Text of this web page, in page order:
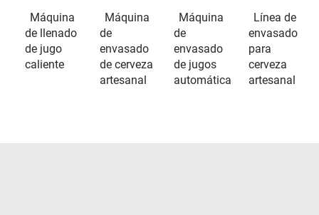
Máquina
de llenado
de jugo
caliente
Máquina
de
envasado
de cerveza
artesanal
Máquina
de
envasado
de jugos
automática
Línea de
envasado
para
cerveza
artesanal